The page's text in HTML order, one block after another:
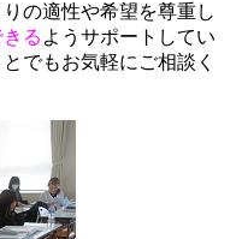
の適性や希望を尊重し
る ようサポートしてい
でもお気軽にご相談く